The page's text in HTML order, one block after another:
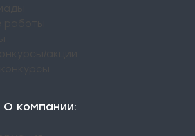
О компании: